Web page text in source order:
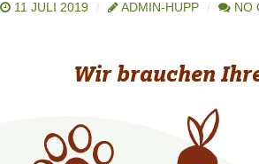
11 JULI 2019 ADMIN-HUPP NO
Wir brauchen